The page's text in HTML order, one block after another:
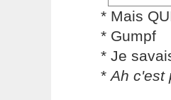
* Mais
* Gumpf
* Je
*Ah c'est